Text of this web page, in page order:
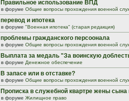
Правильное использование ВПД
в форуме Общие вопросы прохождения военной
перевод и ипотека
в форуме "Военная ипотека" (старая редакция)
проблемы гражданского персоонала
в форуме Общие вопросы прохождения военной
Выплата за медаль "За воинскую
в форуме Денежное обеспечение
В запасе или в отставке?
в форуме Общие вопросы прохождения военной
Прописка в служебной квартре жены сына
в форуме Жилищное право